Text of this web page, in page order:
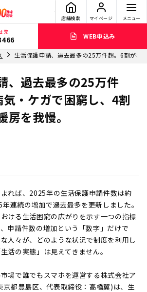
店舗検索 マイページ メニュー
先
WEB申込み
生活保護申請、過去最多の25万件超。6割が病
、過去最多の25万件
・ケガで困窮し、4割
房を我慢。
れば、2025年の生活保護申請件数は約
連続の増加で過去最多を更新しました。
ける生活困窮の広がりを示す一つの指標
申請件数の増加という「数字」だけで
人々が、どのような状況で制度を利用し
活の実態」は見えてきません。
場で誰でもスマホを運営する株式会社ア
京都豊島区、代表取締役：高橋翼)は、生